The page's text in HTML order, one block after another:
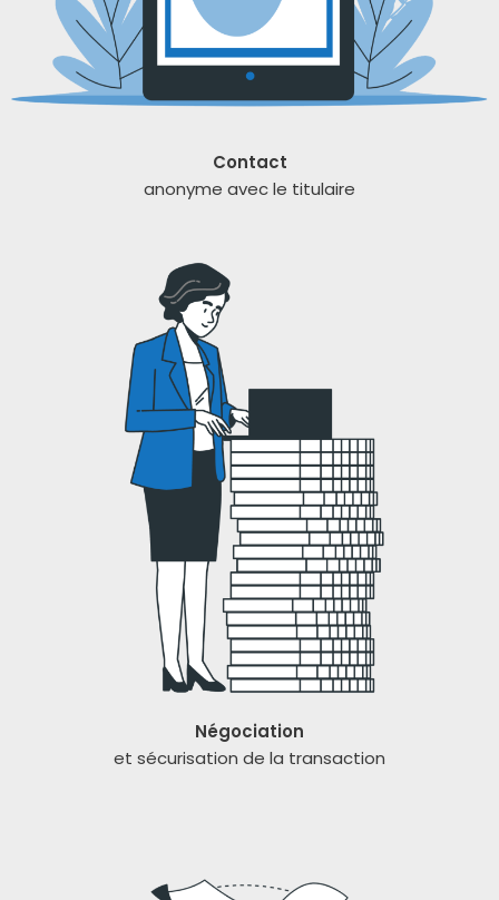
Contact
ano­nyme avec le titu­laire
Négociation
et sécu­ri­sa­tion de la tran­sac­tion